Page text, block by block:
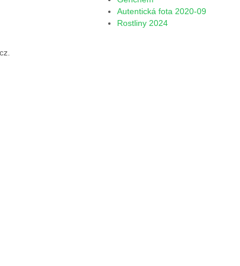
Autentická fota 2020-09
Rostliny 2024